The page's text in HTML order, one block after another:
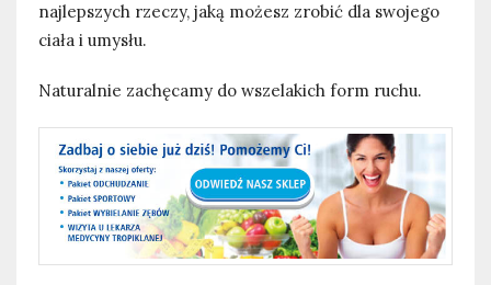
najlepszych rzeczy, jaką możesz zrobić dla swojego
ciała i umysłu.
Naturalnie zachęcamy do wszelakich form ruchu.